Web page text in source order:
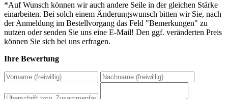
*Auf Wunsch können wir auch andere Seile in der gleichen Stärke
einarbeiten. Bei solch einem Änderungswunsch bitten wir Sie, nach
der Anmeldung im Bestellvorgang das Feld "Bemerkungen" zu
nutzen oder senden Sie uns eine E-Mail! Den ggf. veränderten Preis
können Sie sich bei uns erfragen.
Ihre Bewertung